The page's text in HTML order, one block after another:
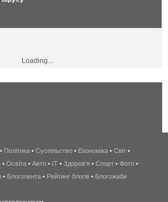
Loading...
беспроводной
интернет
киев
• Політика • Суспільство • Економіка • Світ •
• Освіта • Авто • IT • Здоров'я • Спорт • Фото •
• Блоголента • Рейтинг блогів • Блогожаби